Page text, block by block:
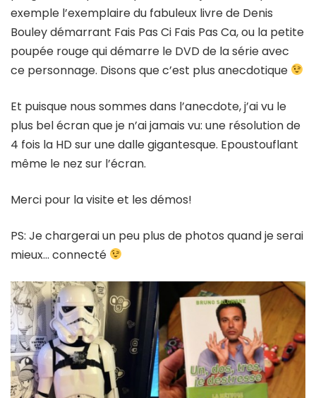
exemple l’exemplaire du fabuleux livre de Denis
Bouley démarrant Fais Pas Ci Fais Pas Ca, ou la petite
poupée rouge qui démarre le DVD de la série avec
ce personnage. Disons que c’est plus anecdotique
Et puisque nous sommes dans l’anecdote, j’ai vu le
plus bel écran que je n’ai jamais vu: une résolution de
4 fois la HD sur une dalle gigantesque. Epoustouflant
même le nez sur l’écran.
Merci pour la visite et les démos!
PS: Je chargerai un peu plus de photos quand je serai
mieux… connecté